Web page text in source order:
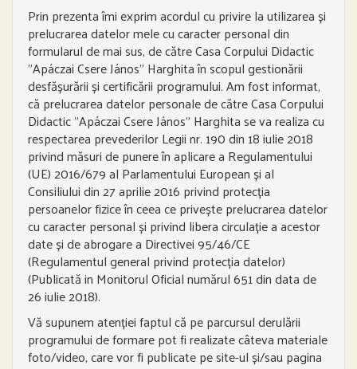
Prin prezenta îmi exprim acordul cu privire la utilizarea și
prelucrarea datelor mele cu caracter personal din
formularul de mai sus, de către Casa Corpului Didactic
”Apáczai Csere János” Harghita în scopul gestionării
desfășurării și certificării programului. Am fost informat,
că prelucrarea datelor personale de către Casa Corpului
Didactic ”Apáczai Csere János” Harghita se va realiza cu
respectarea prevederilor Legii nr. 190 din 18 iulie 2018
privind măsuri de punere în aplicare a Regulamentului
(UE) 2016/679 al Parlamentului European și al
Consiliului din 27 aprilie 2016 privind protecția
persoanelor fizice în ceea ce privește prelucrarea datelor
cu caracter personal și privind libera circulație a acestor
date și de abrogare a Directivei 95/46/CE
(Regulamentul general privind protecția datelor)
(Publicată in Monitorul Oficial numărul 651 din data de
26 iulie 2018).
Vă supunem atenției faptul că pe parcursul derulării
programului de formare pot fi realizate câteva materiale
foto/video, care vor fi publicate pe site-ul și/sau pagina